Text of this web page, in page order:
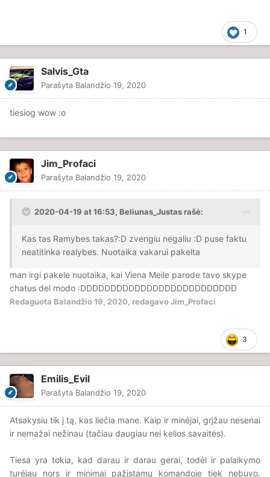
netinkamas žmogus). Iškarto komandoje kiltų pykčiai ir
efektyvumui.
Pakabintas vėlyvas per rinkimus.
• Mes su @Brandon_James
, per kalėdas uždėjom prie
bazės vartų sveikinimus su šventėm ir etc. Kodėl, mes
labai juokingas, nes tiek įgaliotiniai seni gali statyti ir
žaidėjai kurie turi privilegijas prie baldų.
Emilio ir Edckos moderatoriaus gavimas
•
metus serveryje kai tik nuo 2018 žaidi ir tai labai sukelia
direktorių šneki kaip ir tikėjai gauti direktorių
nuversdamas Čiupa? Bet direktoriaus negavai ir pabėgai,
o grįžtant prie Emilio, visu pirmą tas tavo davimas senam
žaidėjui kuris jau buvo yra du skirtingi dalykai, koks Emilio
aktyvumas ir darbas projekte buvo ir koks Joes_Dream,
Tiesiog, toliau nesinori ir pačiam komentuoti, nes tavo
žodžiai visi remti ,,Girdėjau, Kažkas sakė ir etc"
1
Salvis_Gta
Parašyta Balandžio 19, 2020
tiesiog wow :o
Jim_Profaci
Parašyta Balandžio 19, 2020
2020-04-19 at 16:53, Beliunas_Justasrašė:
Kas tas Ramybes takas?:D zvengiu negaliu :D puse faktu
neatitinka realybes. Nuotaika vakarui pakelta
man irgi pakele nuotaika, kai Viena Meile parode tavo skype
chatus del modo :DDDDDDDDDDDDDDDDDDDDDDDDDD
Redaguota Balandžio 19, 2020 , redagavo Jim_Profaci
3
Emilis_Evil
Parašyta Balandžio 19, 2020
Atsakysiu tik į tą, kas liečia mane. Kaip ir minėjai, grįžau nesenai
ir nemažai nežinau (tačiau daugiau nei kelios savaitės).
Tiesa yra tokia, kad darau ir darau gerai, todėl ir palaikymo
turėjau nors ir minimai pažįstamų komandoje tiek nebuvo.